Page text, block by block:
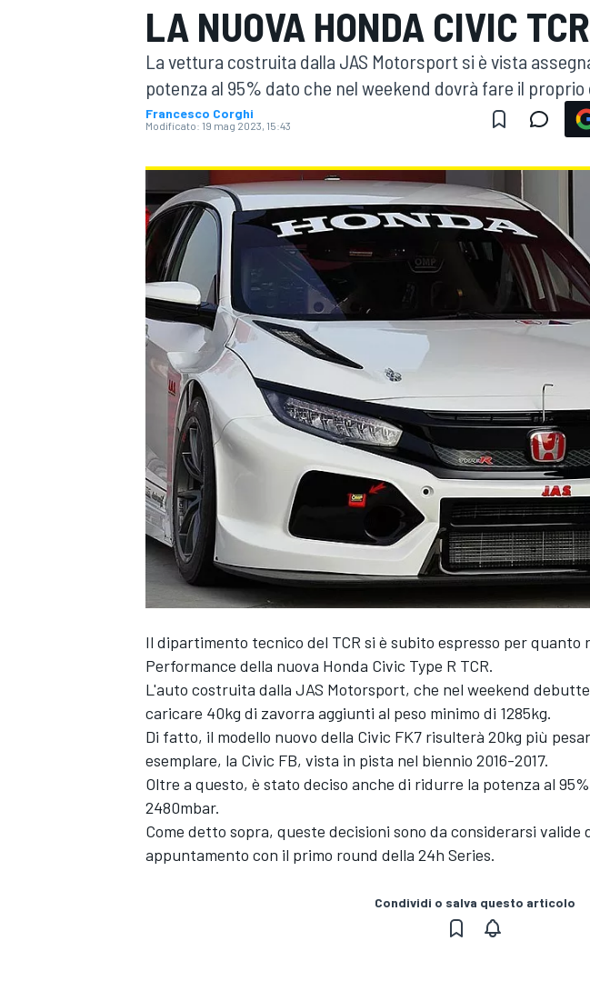
MOTOGP WEC
WRC
MONOPOSTO
LA NUOVA HONDA CIVIC TCR
La vettura costruita dalla JAS Motorsport si è vista
potenza al 95% dato che nel weekend dovrà fare il proprio
Francesco Corghi
Modificato: 19 mag 2023, 15:43
Il dipartimento tecnico del TCR si è subito espresso per quanto
Performance della nuova Honda Civic Type R TCR.
L'auto costruita dalla JAS Motorsport, che nel weekend
caricare 40kg di zavorra aggiunti al peso minimo di 1285kg.
Di fatto, il modello nuovo della Civic FK7 risulterà 20kg più
esemplare, la Civic FB, vista in pista nel biennio 2016-2017.
Oltre a questo, è stato deciso anche di ridurre la potenza al
2480mbar.
Come detto sopra, queste decisioni sono da considerarsi
appuntamento con il primo round della 24h Series.
Condividi o salva questo articolo